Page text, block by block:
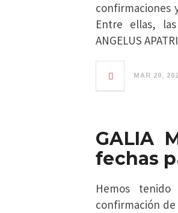
confirmaciones
Entre ellas, las
ANGELUS
MAR 20,
GALIA
fechas
Hemos
confirmación de